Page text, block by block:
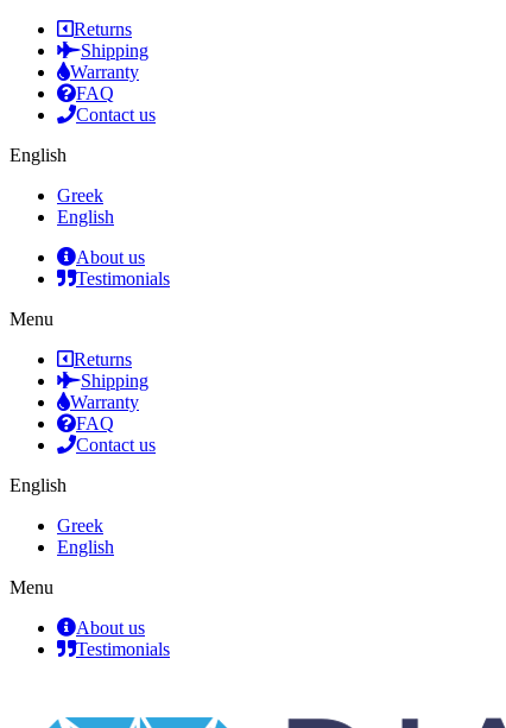
Returns
Shipping
Warranty
FAQ
Contact us
English
Greek
English
About us
Testimonials
Menu
Returns
Shipping
Warranty
FAQ
Contact us
English
Greek
English
Menu
About us
Testimonials